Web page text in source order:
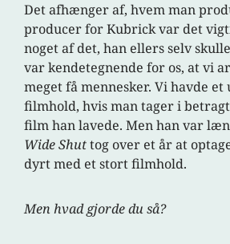
Det afhænger af, hvem man
producer for Kubrick var det
noget af det, han ellers selv
var kendetegnende for os, at vi
meget få mennesker. Vi havde
filmhold, hvis man tager i
film han lavede. Men han var
Wide Shuttog over et år at
dyrt med et stort filmhold.
Men hvad gjorde du så?